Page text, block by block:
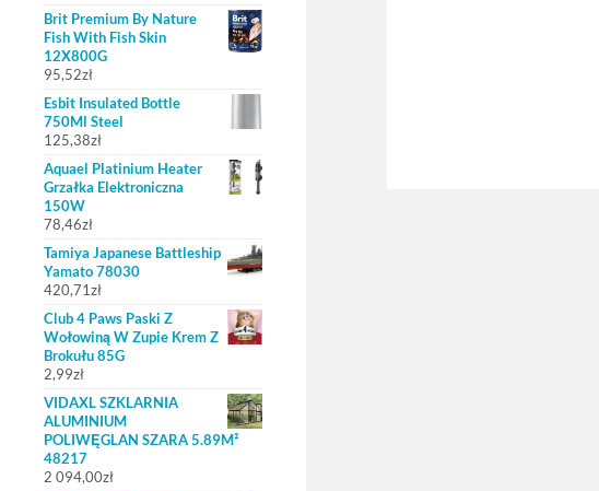
Brit Premium By Nature
Fish With Fish Skin
12X800G
95,52zł
Esbit Insulated Bottle
750Ml Steel
125,38zł
Aquael Platinium Heater
Grzałka Elektroniczna
150W
78,46zł
Tamiya Japanese Battleship
Yamato 78030
420,71zł
Club 4 Paws Paski Z
Wołowiną W Zupie Krem Z
Brokułu 85G
2,99zł
VIDAXL SZKLARNIA
ALUMINIUM
POLIWĘGLAN SZARA 5.89M²
48217
2 094,00zł